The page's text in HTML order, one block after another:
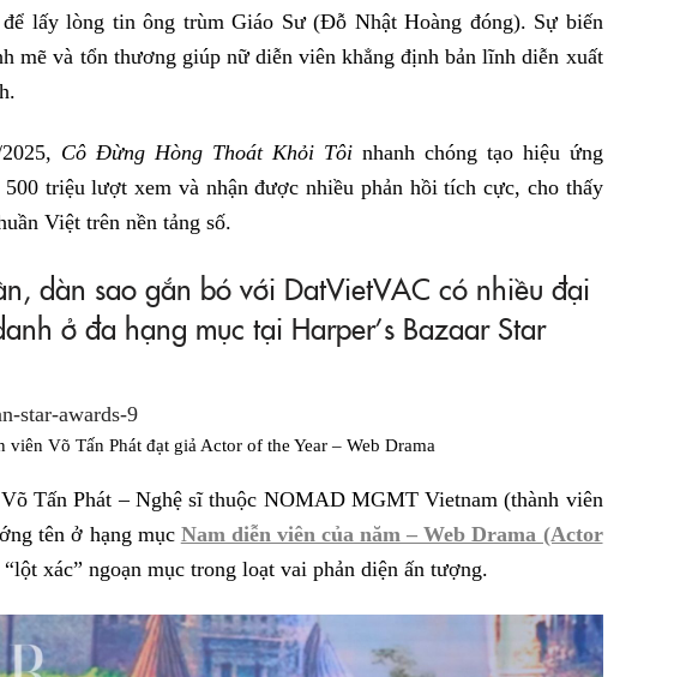
lấy lòng tin ông trùm Giáo Sư (Đỗ Nhật Hoàng đóng). Sự biến
mẽ và tổn thương giúp nữ diễn viên khẳng định bản lĩnh diễn xuất
Cô Đừng Hòng Thoát Khỏi Tôinhanh chóng tạo hiệu ứng
triệu lượt xem và nhận được nhiều phản hồi tích cực, cho thấy
Việt trên nền tảng số.
dàn sao gắn bó với DatVietVAC có nhiều đại
ở đa hạng mục tại Harper’s Bazaar Star
viên Võ Tấn Phát đạt giả Actor of the Year – Web Drama
Tấn Phát – Nghệ sĩ thuộc NOMAD MGMT Vietnam (thành viên
tên ở hạng mục Nam diễn viên của năm – Web Drama (Actor
xác” ngoạn mục trong loạt vai phản diện ấn tượng.